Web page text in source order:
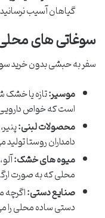
گیاهان آسیب
سوغاتی های
سفر به حبشی بدون خرید
موسیر:تازه یا
است که خواص دارویی
محصولات لبنی:
دامداران روستا
میوه های خشک:
محلی که به صورت
صنایع دستی:
دستی ساده محلی را